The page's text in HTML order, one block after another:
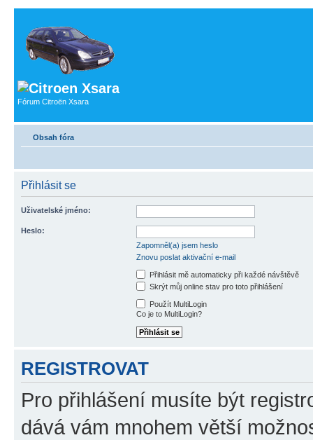
Fórum Citroën Xsara
Obsah fóra
Přihlásit se
Uživatelské jméno:
Heslo:
Zapomněl(a) jsem heslo
Znovu poslat aktivační e-mail
Přihlásit mě automaticky při každé návštěvě
Skrýt můj online stav pro toto přihlášení
Použít MultiLogin
Co je to MultiLogin?
REGISTROVAT
Pro přihlášení musíte být
dává vám mnohem větší